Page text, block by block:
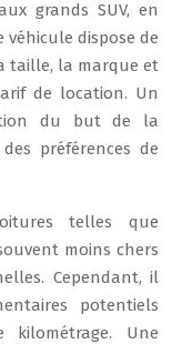
grands SUV, en
dispose de
taille, la marque et
de location. Un
du but de la
préférences de
telles que
moins chers
Cependant, il
potentiels
kilométrage. Une